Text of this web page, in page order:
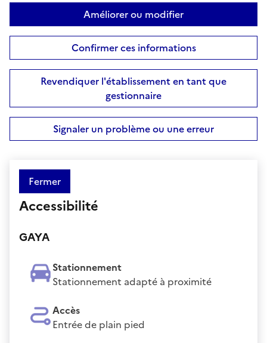
Améliorer ou modifier
Confirmer ces informations
Revendiquer l'établissement en tant que
gestionnaire
Signaler un problème ou une erreur
Fermer
Accessibilité
GAYA
Stationnement
Stationnement adapté à proximité
Accès
Entrée de plain pied